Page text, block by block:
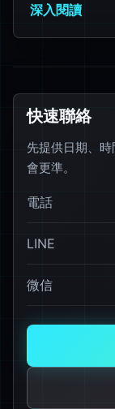
深入閱讀
快速聯絡
先提供日期、
會更準。
電話
LINE
微信